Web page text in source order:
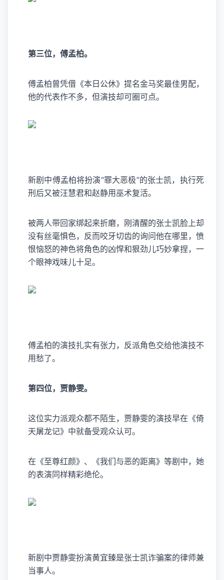
第三位，傅孟柏。
傅孟柏曾凭借《本日公休》提名金马奖最佳男配，
他的代表作不多，但演技却可圈可点。
新剧中傅孟柏将扮演“罪大恶极”的张士凯，执行死
刑后又被汪慧君和赵静用巫术复活。
被两人带回家绑起来折磨，刚清醒的张士凯脸上却
没有丝毫惧色，反而咬牙切齿的询问他在哪里，愤
恨恼怒的神色将角色的凶悍和狠劲儿巧妙拿捏，一
个眼神戏味儿十足。
傅孟柏的演技扎实有张力，反派角色交给他演技不
用愁了。
第四位，贾静雯。
这位实力派观众都不陌生，贾静雯的演技早在《倚
天屠龙记》中就备受观众认可。
在《至尊红颜》、《我们与恶的距离》等剧中，她
的表演同样精彩绝伦。
新剧中贾静雯扮演黄宜臻是张士凯诈骗案的律师兼
当事人。